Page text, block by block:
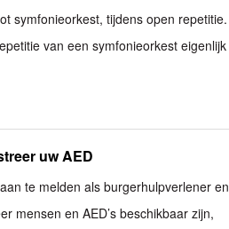
symfonieorkest, tijdens open repetitie.
van een symfonieorkest eigenlijk
uw AED
te melden als burgerhulpverlener en
mensen en AED’s beschikbaar zijn,